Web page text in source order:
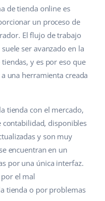
de tienda online es
un proceso de
El flujo de trabajo
ser avanzado en la
y es por eso que
una herramienta creada
tienda con el mercado,
contabilidad, disponibles
y son muy
encuentran en un
por una única interfaz.
el mal
tienda o por problemas